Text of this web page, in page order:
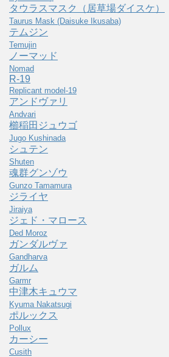
タウラスマスク（居草場ダイスケ）
Taurus Mask (Daisuke Ikusaba)
テムジン
Temujin
ノーマッド
Nomad
R-19
Replicant model-19
アンドヴァリ
Andvari
櫛稲田ジュウゴ
Jugo Kushinada
シュテン
Shuten
魂群グンゾウ
Gunzo Tamamura
ジライヤ
Jiraiya
ジェド・マロース
Ded Moroz
ガンダルヴァ
Gandharva
ガルム
Garmr
中津木キュウマ
Kyuma Nakatsugi
ポルックス
Pollux
カーシー
Cusith